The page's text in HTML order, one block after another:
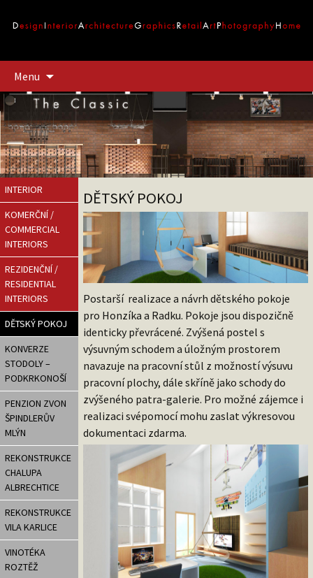
Menu
obsahu
webu
INTERIOR
KOMERČNÍ /
COMMERCIAL
INTERIORS
REZIDENČNÍ /
RESIDENTIAL
INTERIORS
DĚTSKÝ POKOJ
KONVERZE
STODOLY –
PODKRKONOŠÍ
PENZION ZVON
ŠPINDLERŮV
MLÝN
REKONSTRUKCE
CHALUPA
ALBRECHTICE
REKONSTRUKCE
VILA KARLICE
VINOTÉKA
ROZTĚŽ
DĚTSKÝ POKOJ
Postarší realizace a návrh dětského pokoje
pro Honzíka a Radku. Pokoje jsou dispozičně
identicky převrácené. Zvýšená postel s
výsuvným schodem a úložným prostorem
navazuje na pracovní stůl z možností výsuvu
pracovní plochy, dále skříně jako schody do
zvýšeného patra-galerie. Pro možné zájemce i
realizaci svépomocí mohu zaslat výkresovou
dokumentaci zdarma.